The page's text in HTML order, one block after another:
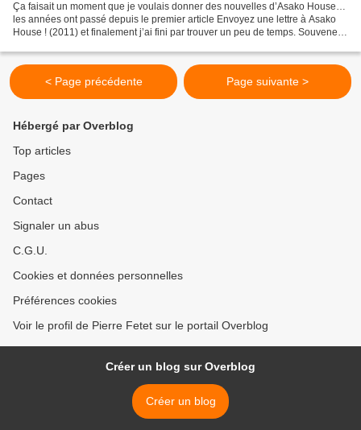
Ça faisait un moment que je voulais donner des nouvelles d’Asako House…
les années ont passé depuis le premier article Envoyez une lettre à Asako
House ! (2011) et finalement j’ai fini par trouver un peu de temps. Souvenez-
< Page précédente Page suivante >
Hébergé par Overblog
Top articles
Pages
Contact
Signaler un abus
C.G.U.
Cookies et données personnelles
Préférences cookies
Voir le profil de Pierre Fetet sur le portail Overblog
Créer un blog sur Overblog
Créer un blog